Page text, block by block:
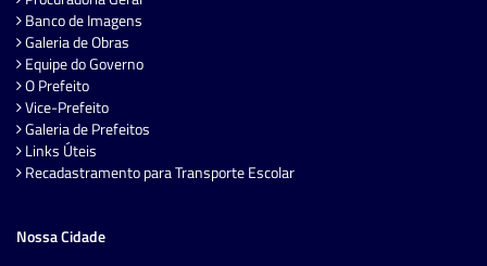
Banco de Imagens
Galeria de Obras
Equipe do Governo
O Prefeito
Vice-Prefeito
Galeria de Prefeitos
Links Úteis
Recadastramento para Transporte Escolar
Nossa Cidade